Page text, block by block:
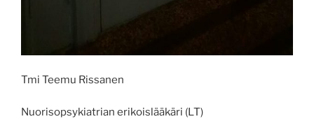
Tmi Teemu Rissanen
Nuorisopsykiatrian erikoislääkäri (LT)